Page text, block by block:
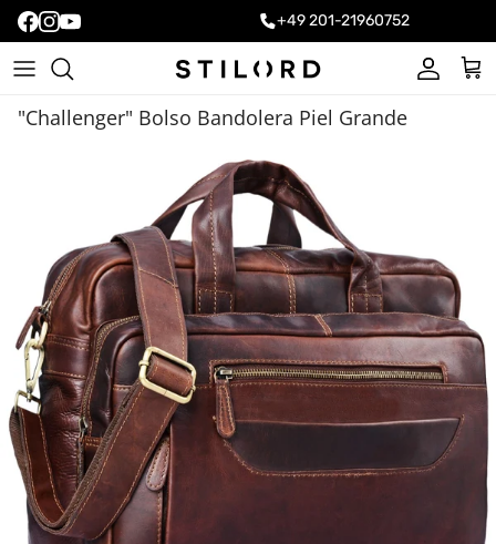
+49 201-21960752
Cuenta
"Challenger" Bolso Bandolera Piel Grande